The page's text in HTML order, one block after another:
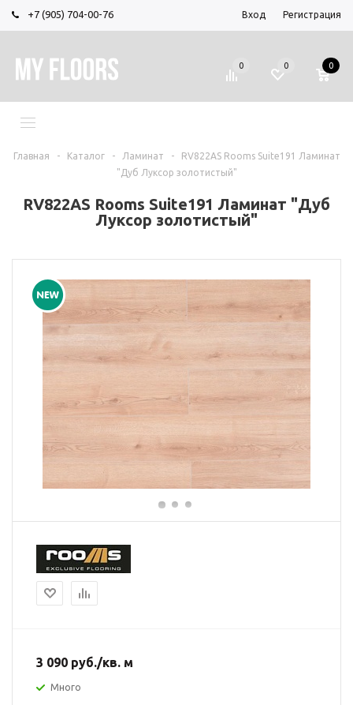
+7 (905) 704-00-76 Вход Регистрация
0 0 0
Главная - Каталог - Ламинат -
RV822AS Rooms Suite191 Ламинат
"Дуб Луксор золотистый"
RV822AS Rooms Suite191 Ламинат "Дуб
Луксор золотистый"
3 090 руб./кв. м
Много